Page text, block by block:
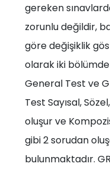
gereken
zorunlu değildir,
göre değişiklik
olarak iki
General Test ve
Test Sayısal,
oluşur ve
gibi 2 sorudan
bulunmaktadır.